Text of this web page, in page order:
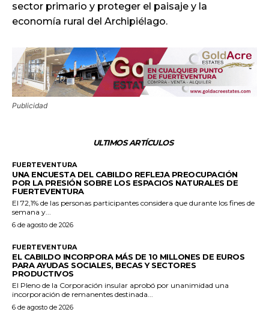
sector primario y proteger el paisaje y la
economía rural del Archipiélago.
Publicidad
ULTIMOS ARTÍCULOS
FUERTEVENTURA
UNA ENCUESTA DEL CABILDO REFLEJA PREOCUPACIÓN
POR LA PRESIÓN SOBRE LOS ESPACIOS NATURALES DE
FUERTEVENTURA
El 72,1% de las personas participantes considera que durante los fines de
semana y...
6 de agosto de 2026
FUERTEVENTURA
EL CABILDO INCORPORA MÁS DE 10 MILLONES DE EUROS
PARA AYUDAS SOCIALES, BECAS Y SECTORES
PRODUCTIVOS
El Pleno de la Corporación insular aprobó por unanimidad una
incorporación de remanentes destinada...
6 de agosto de 2026